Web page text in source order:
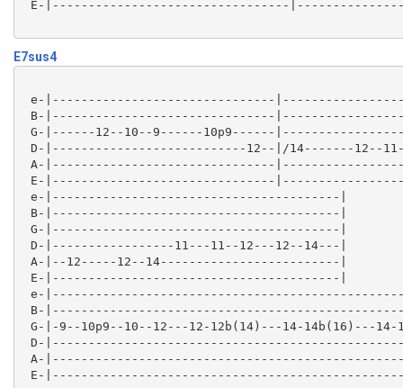
E-|---------------------------------
E7sus4
e-|-------------------------------
B-|-------------------------------
G-|------12--10--9------10p9------
D-|---------------------------12--|/14-------12--
A-|-------------------------------
E-|-------------------------------
e-|----------------------------------------|
B-|----------------------------------------|
G-|----------------------------------------|
D-|-----------------11---11--12---12--14---|
A-|--12-----12--14-------------------------|
E-|----------------------------------------|
e-
B-
G-|-9--10p9--10--12---12-12b(14)---14-14b(16)---14-
D-
A-
E-